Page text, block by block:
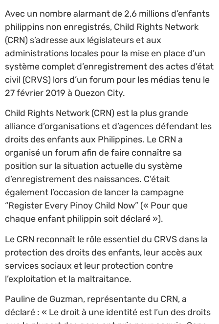
Avec un nombre alarmant de 2,6 millions d’enfants
philippins non enregistrés, Child Rights Network
(CRN) s’adresse aux législateurs et aux
administrations locales pour la mise en place d’un
système complet d’enregistrement des actes d’état
civil (CRVS) lors d’un forum pour les médias tenu le
27 février 2019 à Quezon City.
Child Rights Network (CRN) est la plus grande
alliance d’organisations et d’agences défendant les
droits des enfants aux Philippines. Le CRN a
organisé un forum afin de faire connaître sa
position sur la situation actuelle du système
d’enregistrement des naissances. C’était
également l’occasion de lancer la campagne
“Register Every Pinoy Child Now” (« Pour que
chaque enfant philippin soit déclaré »).
Le CRN reconnaît le rôle essentiel du CRVS dans la
protection des droits des enfants, leur accès aux
services sociaux et leur protection contre
l’exploitation et la maltraitance.
Pauline de Guzman, représentante du CRN, a
déclaré : « Le droit à une identité est l’un des droits